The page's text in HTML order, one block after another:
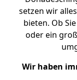
setzen wir
bieten. Ob
oder ein
Wir haben